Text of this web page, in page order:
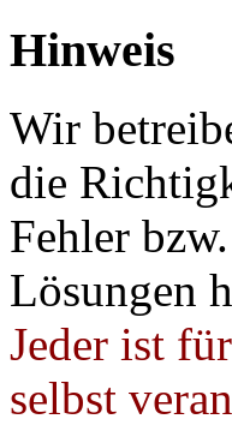
Hinweis
Wir
die
Fehler
Lösungen
Jeder ist
selbst